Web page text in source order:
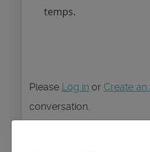
temps.
Please Log in or Create
conversation.